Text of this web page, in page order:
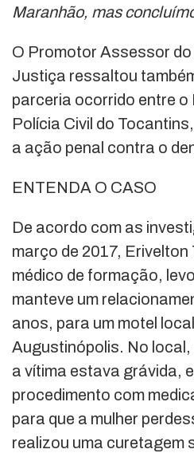
Maranhão, mas
O Promotor Assessor
Justiça ressaltou
parceria ocorrido entre o
Polícia Civil do
a ação penal contra o
ENTENDA O CASO
De acordo com as
março de 2017, Erivelton
médico de formação,
manteve um
anos, para um motel
Augustinópolis. No
a vítima estava grávida,
procedimento com
para que a mulher
realizou uma curetagem